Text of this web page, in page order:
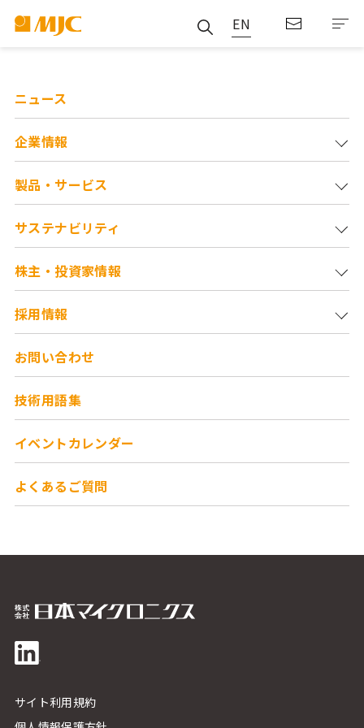
EN
ニュース
企業情報
製品・サービス
サステナビリティ
株主・投資家情報
採用情報
お問い合わせ
技術用語集
イベントカレンダー
よくあるご質問
サイト利用規約